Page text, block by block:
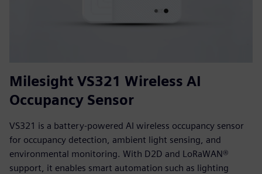
Milesight VS321 Wireless AI
Occupancy Sensor
VS321 is a battery-powered AI wireless occupancy sensor
for occupancy detection, ambient light sensing, and
environmental monitoring. With D2D and LoRaWAN®
support, it enables smart automation such as lighting